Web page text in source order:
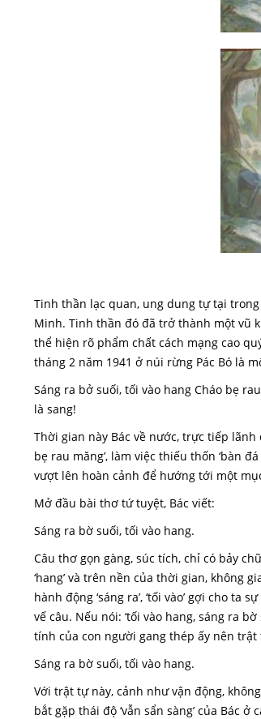
Tinh thần lạc quan, ung dung tự tại
Minh. Tinh thần đó đã trở thành một vũ
thể hiện rõ phẩm chất cách mạng cao
tháng 2 năm 1941 ở núi rừng Pác Bó là
Sáng ra bở suối, tối vào hang Cháo bẹ
là sang!
Thời gian này Bác về nước, trực tiếp lãnh
bẹ rau măng’, làm việc thiếu thốn ‘bàn
vượt lên hoàn cảnh để hướng tới một
Mở đầu bài thơ tứ tuyệt, Bác viết:
Sáng ra bờ suối, tối vào hang.
Câu thơ gọn gàng, súc tích, chỉ có bảy chữ
‘hang’ và trên nền của thời gian, không
hành động ‘sáng ra’, ‘tối vào’ gợi cho
vế câu. Nếu nói: ‘tối vào hang, sáng ra
tính của con người gang thép ấy nên
Sáng ra bờ suối, tối vào hang.
Với trật tự này, cảnh như vận động,
bắt gặp thái độ ‘vẫn sẩn sàng’ của Bác ở